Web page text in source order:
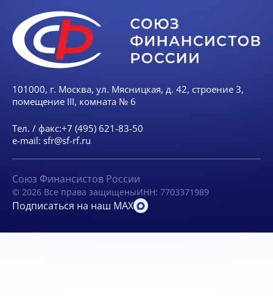
101000, г. Москва, ул. Мясницкая, д. 42, строение 3,
помещение III, комната № 6
Тел. / факс:+7 (495) 621-83-50
e-mail: sfr@sf-rf.ru
Союз Финансистов России
© 2026 Все права защищеныИНН: 7703371989
Подписаться на наш MAX